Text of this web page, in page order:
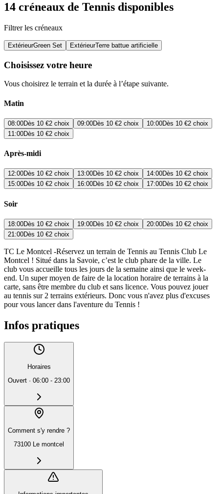
14 créneaux de Tennis disponibles
Filtrer les créneaux
ExtérieurGreen Set ExtérieurTerre battue artificielle
Choisissez votre heure
Vous choisirez le terrain et la durée à l’étape suivante.
Matin
08:00Dès 10 €2 choix 09:00Dès 10 €2 choix 10:00Dès 10 €2 choix
11:00Dès 10 €2 choix
Après-midi
12:00Dès 10 €2 choix 13:00Dès 10 €2 choix 14:00Dès 10 €2 choix
15:00Dès 10 €2 choix 16:00Dès 10 €2 choix 17:00Dès 10 €2 choix
Soir
18:00Dès 10 €2 choix 19:00Dès 10 €2 choix 20:00Dès 10 €2 choix
21:00Dès 10 €2 choix
TC Le Montcel -Réservez un terrain de Tennis au Tennis Club Le
Montcel ! Situé dans la Savoie, c’est le club phare de la ville. Le
club vous accueille tous les jours de la semaine ainsi que le week-
end. Un super moyen de faire de la location horaire de terrains à la
carte, sans être membre du club et sans licence. Vous pouvez jouer
au tennis sur 2 terrains extérieurs. Donc vous n'avez plus d'excuses
pour vous lancer dans l'aventure du Tennis !
Infos pratiques
Horaires
Ouvert · 06:00 - 23:00
Comment s'y rendre ?
73100 Le montcel